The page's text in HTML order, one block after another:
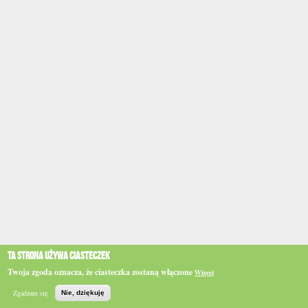
Ta strona używa ciasteczek
Twoja zgoda oznacza, że ciasteczka zostaną włączone Więcej
Zgadzam się Nie, dziękuję
Szukaj Główna